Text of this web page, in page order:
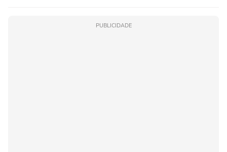
PUBLICIDADE